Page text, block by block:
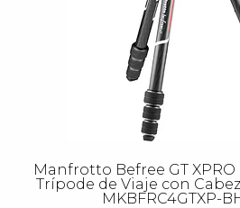
Manfrotto Befree GT
Trípode de Viaje con
MKBFRC4GTXP-